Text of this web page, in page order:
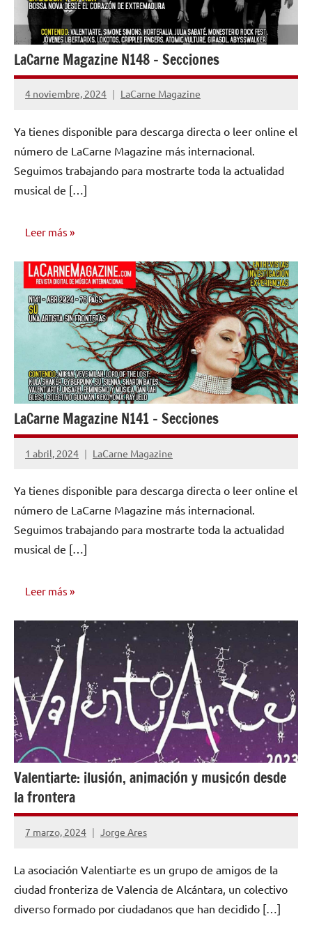
LaCarne Magazine N148 – Secciones
4 noviembre, 2024 LaCarne Magazine
No
comentarios
Ya tienes disponible para descarga directa o leer online el
número de LaCarne Magazine más internacional.
Seguimos trabajando para mostrarte toda la actualidad
musical de […]
Leer más
NÚMEROS
PUBLICADOS
LaCarne Magazine N141 – Secciones
1 abril, 2024 LaCarne Magazine
No
comentarios
Ya tienes disponible para descarga directa o leer online el
número de LaCarne Magazine más internacional.
Seguimos trabajando para mostrarte toda la actualidad
musical de […]
Leer más
PUBLICADOS
Valentiarte: ilusión, animación y musicón desde
la frontera
7 marzo, 2024 Jorge Ares
No
comentarios
La asociación Valentiarte es un grupo de amigos de la
ciudad fronteriza de Valencia de Alcántara, un colectivo
diverso formado por ciudadanos que han decidido […]